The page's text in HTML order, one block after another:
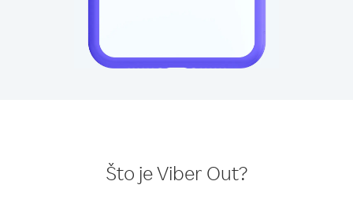
Što je Viber Out?